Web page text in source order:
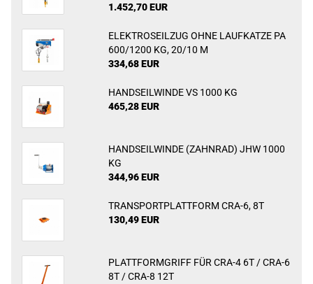
1.452,70 EUR
ELEKTROSEILZUG OHNE LAUFKATZE PA
600/1200 KG, 20/10 M
334,68 EUR
HANDSEILWINDE VS 1000 KG
465,28 EUR
HANDSEILWINDE (ZAHNRAD) JHW 1000
KG
344,96 EUR
TRANSPORTPLATTFORM CRA-6, 8T
130,49 EUR
PLATTFORMGRIFF FÜR CRA-4 6T / CRA-6
8T / CRA-8 12T